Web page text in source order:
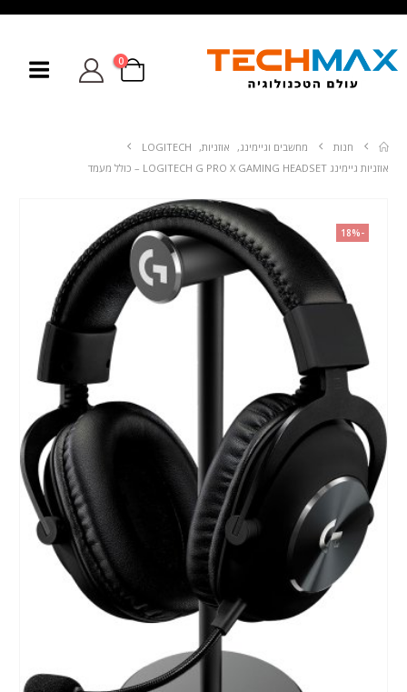
0
חנות מחשבים וגיימינג, אוזניות,
LOGITECH
אוזניות גיימינג LOGITECH G PRO X GAMING HEADSET – כולל מעמד
-18%